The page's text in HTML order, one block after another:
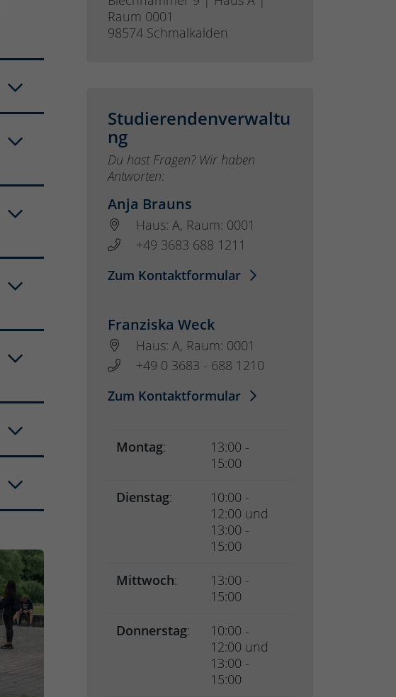
Raum 0001
98574 Schmalkalden
Studierendenverwaltu
ng
Du hast Fragen? Wir haben
Antworten:
Anja Brauns
Haus: A, Raum: 0001
+49 3683 688 1211
Zum Kontaktformular
Franziska Weck
Haus: A, Raum: 0001
+49 0 3683 - 688 1210
Zum Kontaktformular
Montag:
13:00 -
15:00
Dienstag:
10:00 -
12:00 und
13:00 -
15:00
Mittwoch:
13:00 -
15:00
Donnerstag:
10:00 -
12:00 und
13:00 -
15:00